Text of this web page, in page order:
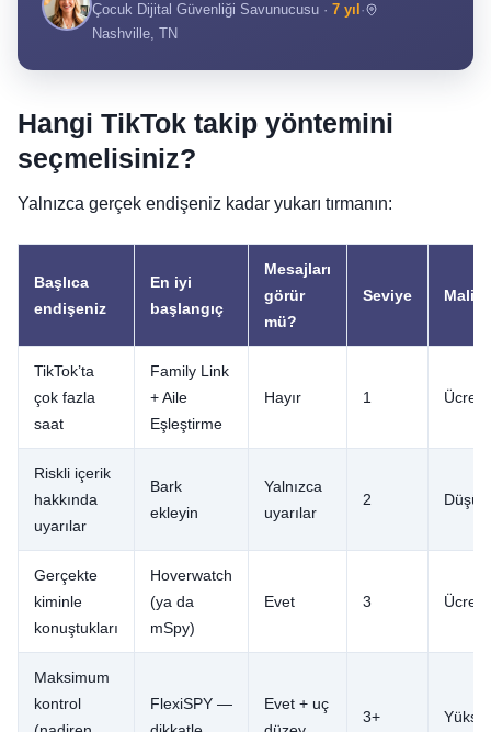
Çocuk Dijital Güvenliği Savunucusu · 7 yıl ·
Nashville, TN
Hangi TikTok takip yöntemini
seçmelisiniz?
Yalnızca gerçek endişeniz kadar yukarı tırmanın:
Başlıca
endişeniz
En iyi
başlangıç
Mesajları
görür
mü?
Seviye
TikTok’ta
çok fazla
saat
Family Link
+ Aile
Eşleştirme
Hayır 1
Riskli içerik
hakkında
uyarılar
Bark
ekleyin
Yalnızca
uyarılar
2 Düşük
Gerçekte
kiminle
konuştukları
Hoverwatch
(ya da
mSpy)
Evet 3 Ücretli
Maksimum
kontrol
FlexiSPY —
Evet + uç
3+